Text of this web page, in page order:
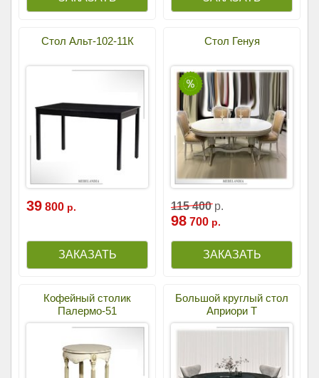
Стол Альт-102-11К
39 800 р.
Стол Генуя
115 400р.
98 700 р.
Кофейный столик
Палермо-51
Большой круглый стол
Априори Т